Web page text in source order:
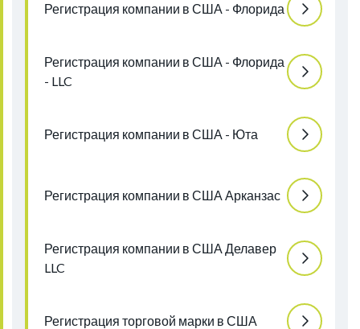
Регистрация компании в США - Флорида
Регистрация компании в США - Флорида
- LLC
Регистрация компании в США - Юта
Регистрация компании в США Арканзас
Регистрация компании в США Делавер
LLC
Регистрация торговой марки в США